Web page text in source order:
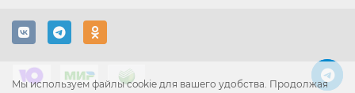
Мы используем файлы cookie для вашего удобства. Продолжая